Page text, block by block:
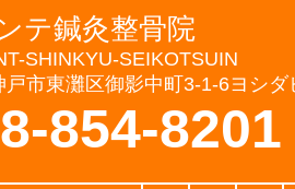
テ鍼灸整骨院
SHINKYU-SEIKOTSUIN
市東灘区御影中町3-1-6ヨシダ
854-8201